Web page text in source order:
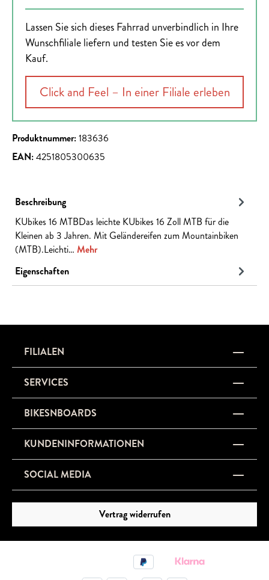
Lassen Sie sich dieses Fahrrad unverbindlich in Ihre
Wunschfiliale liefern und testen Sie es vor dem
Kauf.
Click and Feel – In einer Filiale erleben
Produktnummer:183636
EAN:4251805300635
Beschreibung
KUbikes 16 MTBDas leichte KUbikes 16 Zoll MTB für die
Kleinen ab 3 Jahren. Mit Geländereifen zum Mountainbiken
(MTB).Leichti… Mehr
Eigenschaften
FILIALEN
SERVICES
BIKESNBOARDS
KUNDENINFORMATIONEN
SOCIAL MEDIA
Vertrag widerrufen